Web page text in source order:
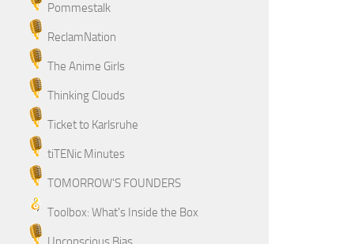
Pommestalk
ReclamNation
The Anime Girls
Thinking Clouds
Ticket to Karlsruhe
tiTENic Minutes
TOMORROW'S FOUNDERS
Toolbox: What's Inside the Box